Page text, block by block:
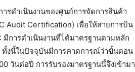
รดำเนินงานของศูนย์การจัดการสินค้า
Audit Certification) เพื่อให้สายการบิน
มีการดำเนินงานที่ได้มาตรฐานตามหลัก
ทั้งนี้ในปัจจุบันมีการคาดการณ์ว่าขั้นตอน
วันต่อปี การรับรองมาตรฐานนี้จึงเข้ามา